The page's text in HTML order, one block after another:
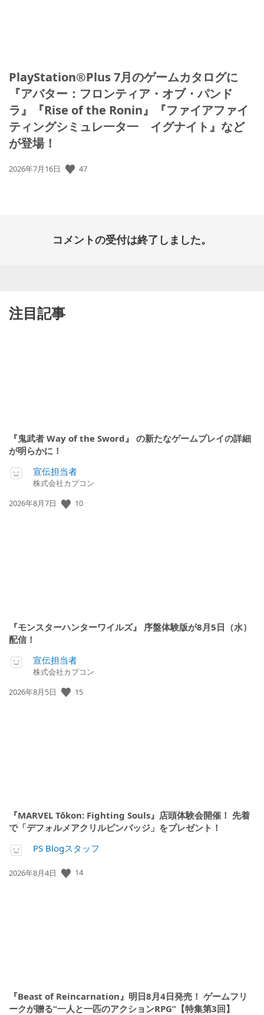
PlayStation®Plus 7月のゲームカタログに
『アバター：フロンティア・オブ・パンド
ラ』『Rise of the Ronin』『ファイアファイ
ティングシミュレ一タ一 イグナイト』など
が登場！
公
2026年7月16日 47
コメントの受付は終了しました。
注目記事
『鬼武者 Way of the Sword』 の新たなゲームプレイの詳細
が明らかに！
宣伝担当者
株式会社カプコン
公
2026年8月7日 10
『モンスターハンターワイルズ』 序盤体験版が8月5日（水）
配信！
宣伝担当者
株式会社カプコン
公
2026年8月5日 15
『MARVEL Tōkon: Fighting Souls』店頭体験会開催！ 先着
で「デフォルメアクリルピンバッジ」をプレゼント！
PS Blogスタッフ
公
2026年8月4日 14
『Beast of Reincarnation』明日8月4日発売！ ゲームフリ
ークが贈る“一人と一匹のアクションRPG”【特集第3回】